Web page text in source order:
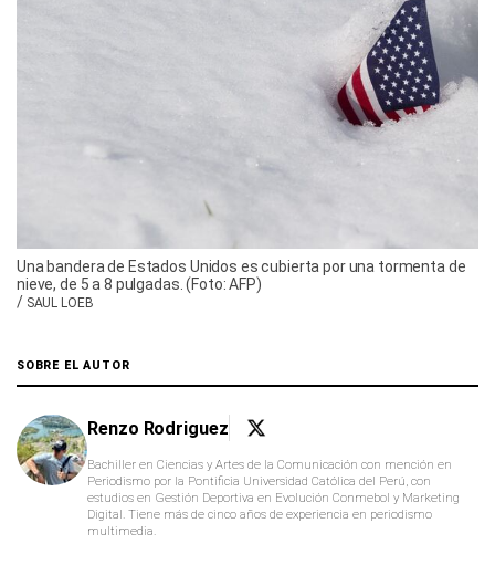
Una bandera de Estados Unidos es cubierta por una tormenta de
nieve, de 5 a 8 pulgadas. (Foto: AFP)
/ SAUL LOEB
SOBRE EL AUTOR
Renzo Rodriguez
Bachiller en Ciencias y Artes de la Comunicación con mención en
Periodismo por la Pontificia Universidad Católica del Perú, con
estudios en Gestión Deportiva en Evolución Conmebol y Marketing
Digital. Tiene más de cinco años de experiencia en periodismo
multimedia.